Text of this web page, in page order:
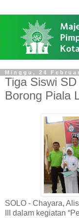
Minggu, 24
Tiga Siswi
Borong Piala
SOLO - Chayara,
III dalam kegiatan